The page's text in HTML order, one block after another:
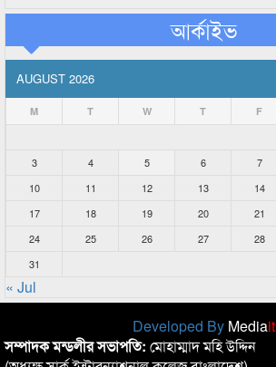
আর্কাইভ
AUGUST 2026
M T W T F
3
4 5 6 7
10
11 12 13 14
17
18 19 20 21
24
25 26 27 28
31
« Jul
Developed By Mediait
সম্পাদক মন্ডলীর সভাপতি: মোহাম্মাদ মহি উদ্দিন